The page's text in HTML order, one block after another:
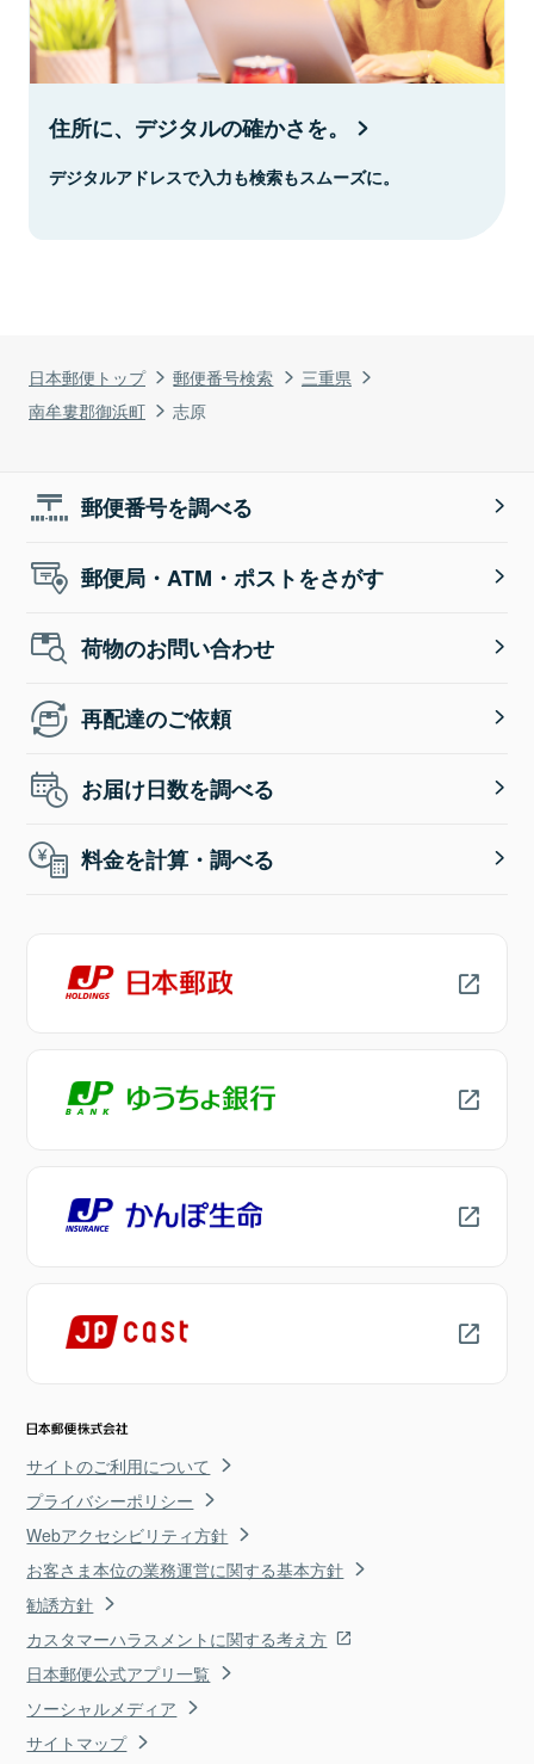
日本郵便トップ 郵便番号検索
三重県
南牟婁郡御浜町
志原
住所に、デジタルの確かさを。
デジタルアドレスで入力も検索もスムーズに。
郵便番号を調べる
郵便局・ATM・ポストをさがす
荷物のお問い合わせ
再配達のご依頼
お届け日数を調べる
料金を計算・調べる
サイトのご利用について
プライバシーポリシー
Webアクセシビリティ方針
お客さま本位の業務運営に関する基本方針
勧誘方針
カスタマーハラスメントに関する考え方
日本郵便公式アプリ一覧
ソーシャルメディア
サイトマップ